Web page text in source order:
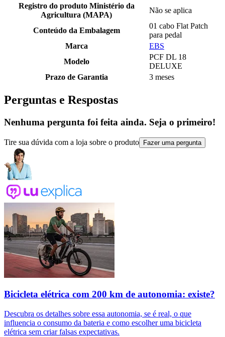
Registro do produto Ministério da
Agricultura (MAPA)
Não se aplica
Conteúdo da Embalagem
01 cabo Flat Patch
para pedal
Marca
EBS
Modelo
PCF DL 18
DELUXE
Prazo de Garantia
3 meses
Perguntas e Respostas
Nenhuma pergunta foi feita ainda. Seja o primeiro!
Tire sua dúvida com a loja sobre o produto Fazer uma pergunta
Bicicleta elétrica com 200 km de autonomia: existe?
Descubra os detalhes sobre essa autonomia, se é real, o que
influencia o consumo da bateria e como escolher uma bicicleta
elétrica sem criar falsas expectativas.